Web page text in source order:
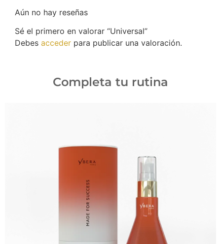
Aún no hay reseñas
Sé el primero en valorar “Universal”
Debes acceder para publicar una valoración.
Completa tu rutina